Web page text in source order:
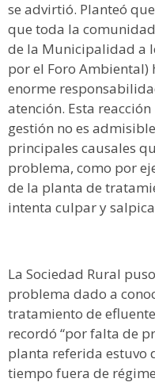
se advirtió. Planteó
que toda la
de la Municipalidad a
por el Foro Ambiental)
enorme
atención. Esta
gestión no es
principales causales
problema, como por
de la planta de
intenta culpar y
La Sociedad Rural
problema dado a
tratamiento de
recordó “por falta de
planta referida estuvo
tiempo fuera de